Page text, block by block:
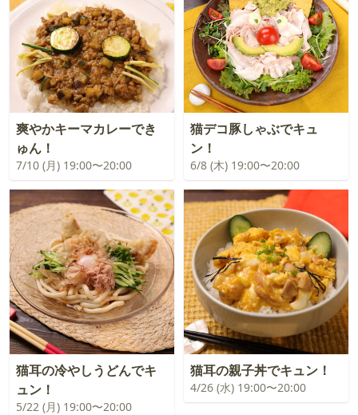
爽やかキーマカレーでき
ゅん！
7/10 (月) 19:00〜20:00
猫デコ豚しゃぶでキュ
ン！
6/8 (木) 19:00〜20:00
猫耳の冷やしうどんでキ
ュン！
5/22 (月) 19:00〜20:00
猫耳の親子丼でキュン！
4/26 (水) 19:00〜20:00